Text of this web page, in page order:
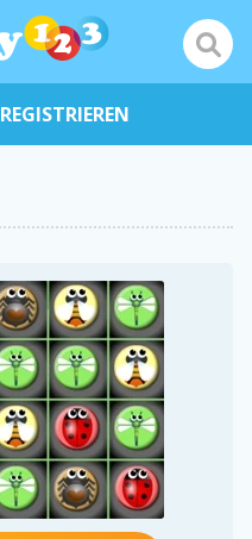
REGISTRIEREN